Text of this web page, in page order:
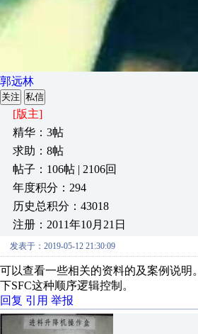
郭远林
关注 私信
[版主]
精华：3帖
求助：8帖
帖子：106帖 | 2106回
年度积分：294
历史总积分：43018
注册：2011年10月21日
发表于：2019-05-12 21:30:09
可以查看一些相关的资料的及案例说
下SFC这种顺序逻辑控制。
回复 引用 举报